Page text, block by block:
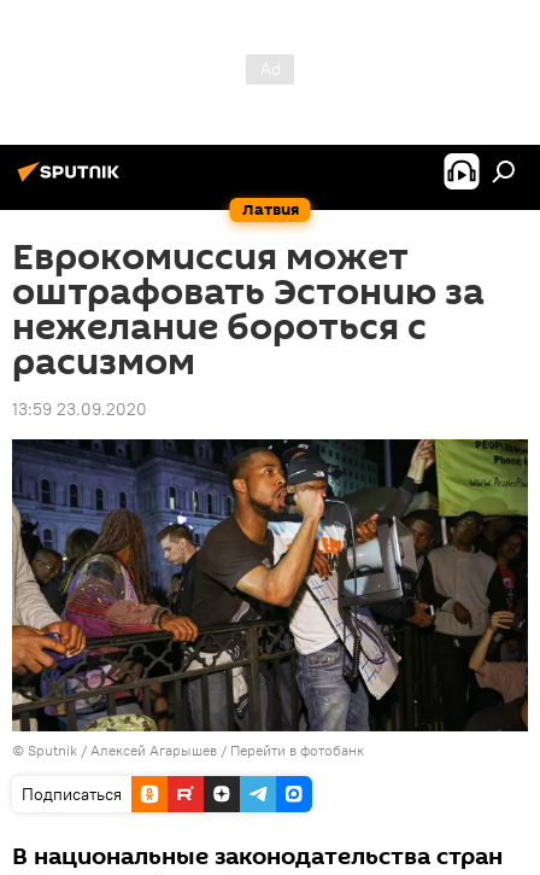
Латвия
Еврокомиссия может
оштрафовать Эстонию за
нежелание бороться с
расизмом
13:59 23.09.2020
© Sputnik / Алексей Агарышев / Перейти в фотобанк
Подписаться
В национальные законодательства стран